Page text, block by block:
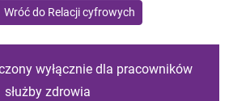
Wróć do Relacji cyfrowych
wyłącznie dla pracowników
służby zdrowia